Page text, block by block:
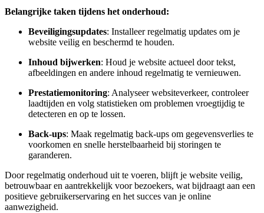
Belangrijke taken tijdens het onderhoud:
Beveiligingsupdates: Installeer regelmatig updates om je
website veilig en beschermd te houden.
Inhoud bijwerken: Houd je website actueel door tekst,
afbeeldingen en andere inhoud regelmatig te vernieuwen.
Prestatiemonitoring: Analyseer websiteverkeer, controleer
laadtijden en volg statistieken om problemen vroegtijdig te
detecteren en op te lossen.
Back-ups: Maak regelmatig back-ups om gegevensverlies te
voorkomen en snelle herstelbaarheid bij storingen te
garanderen.
Door regelmatig onderhoud uit te voeren, blijft je website veilig,
betrouwbaar en aantrekkelijk voor bezoekers, wat bijdraagt aan een
positieve gebruikerservaring en het succes van je online
aanwezigheid.